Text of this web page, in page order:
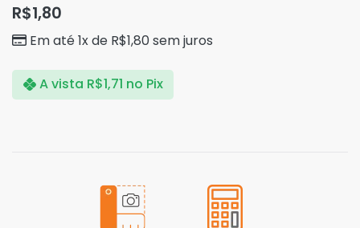
R$1,80
Em até 1x de R$1,80sem juros
A vista R$1,71 no Pix